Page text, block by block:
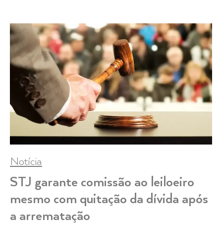
Notícia
STJ garante comissão ao leiloeiro
mesmo com quitação da dívida após
a arrematação